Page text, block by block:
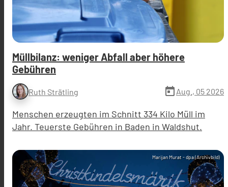
Müllbilanz: weniger Abfall aber höhere
Gebühren
Ruth Strätling today Aug., 05 2026
Menschen erzeugten im Schnitt 334 Kilo Müll im
Jahr. Teuerste Gebühren in Baden in Waldshut.
Marijan Murat - dpa (Archivbild)